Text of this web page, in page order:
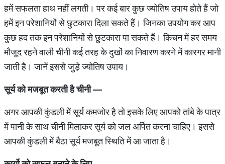
हमें सफलता हाथ नहीं लगती। पर कई बार कुछ ज्योतिष उपाय होते हैं जो
हमें इन परेशानियों से छुटकारा दिला सकते हैं। जिनका उपयोग कर आप
कुछ हद तक इन परेशानियों से छुटकारा पा सकते हैं। किचन में हर समय
मौजूद रहने वाली चीनी कई तरह के दुखों का निवारण करने में कारगर मानी
जाती है। जानें इससे जुड़े ज्योतिष उपाय।
सूर्यकोमजबूतकरतीहैचीनी—
अगर आपकी कुंडली में सूर्य कमजोर है तो इसके लिए आपको तांबे के पात्र
में पानी के साथ चीनी मिलाकर सूर्य को जल अर्पित करना चाहिए। इससे
आपकी कुंडली में बैठा सूर्य मजबूत स्थिति में आ जाता है।